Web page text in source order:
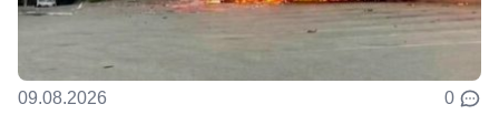
09.08.2026 0